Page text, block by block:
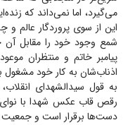
می‌گیرد، اما نمی‌داند که
این از سوی پروردگار عالم و
شمع وجود خود را مقابل آن
پیامبر خاتم و منتظران
اذناب‌شان به کار خود
به قول سیدالشهدای
رقص قاب عکس شهدا با
دست‌ها برقرار است و جمعیت